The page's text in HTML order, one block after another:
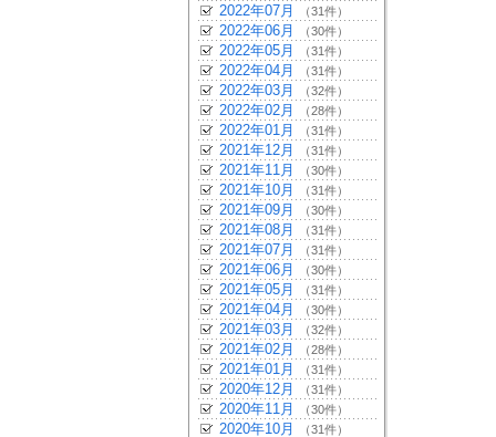
2022年07月 （31件）
2022年06月 （30件）
2022年05月 （31件）
2022年04月 （31件）
2022年03月 （32件）
2022年02月 （28件）
2022年01月 （31件）
2021年12月 （31件）
2021年11月 （30件）
2021年10月 （31件）
2021年09月 （30件）
2021年08月 （31件）
2021年07月 （31件）
2021年06月 （30件）
2021年05月 （31件）
2021年04月 （30件）
2021年03月 （32件）
2021年02月 （28件）
2021年01月 （31件）
2020年12月 （31件）
2020年11月 （30件）
2020年10月 （31件）